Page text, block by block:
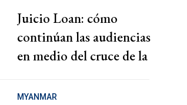
Juicio Loan: cómo
continúan las audiencias
en medio del cruce de la
MYANMAR